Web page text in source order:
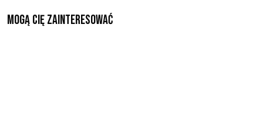
Mogą Cię zainteresować